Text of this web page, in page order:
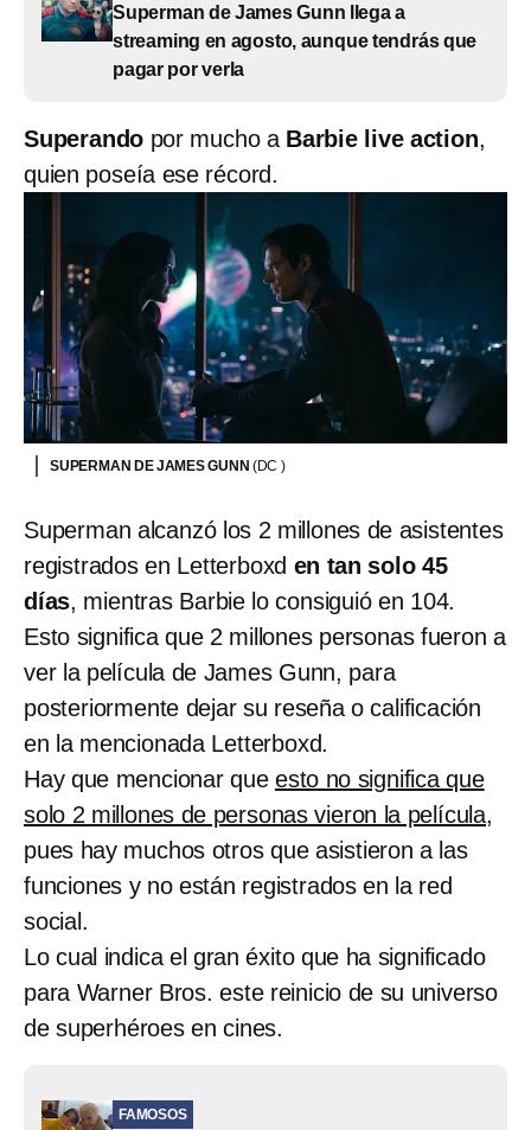
Superman de James Gunn llega a
streaming en agosto, aunque tendrás que
pagar por verla
Superando por mucho a Barbie live action,
quien poseía ese récord.
SUPERMAN DE JAMES GUNN (DC )
Superman alcanzó los 2 millones de asistentes
registrados en Letterboxd en tan solo 45
días, mientras Barbie lo consiguió en 104.
Esto significa que 2 millones personas fueron a
ver la película de James Gunn, para
posteriormente dejar su reseña o calificación
en la mencionada Letterboxd.
Hay que mencionar queesto no significa que
solo 2 millones de personas vieron la película,
pues hay muchos otros que asistieron a las
funciones y no están registrados en la red
social.
Lo cual indica el gran éxito que ha significado
para Warner Bros. este reinicio de su universo
de superhéroes en cines.
FAMOSOS